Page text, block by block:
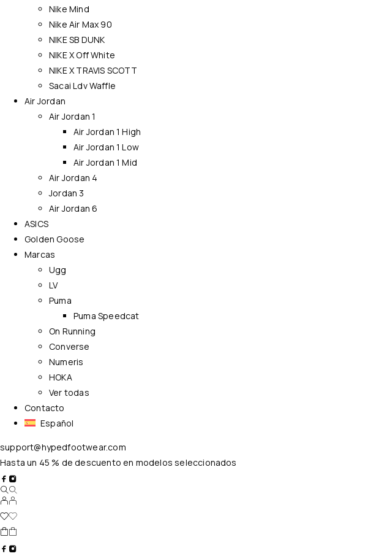
Nike Mind
Nike Air Max 90
NIKE SB DUNK
NIKE X Off White
NIKE X TRAVIS SCOTT
Sacai Ldv Waffle
Air Jordan
Air Jordan 1
Air Jordan 1 High
Air Jordan 1 Low
Air Jordan 1 Mid
Air Jordan 4
Jordan 3
Air Jordan 6
ASICS
Golden Goose
Marcas
Ugg
LV
Puma
Puma Speedcat
On Running
Converse
Numeris
HOKA
Ver todas
Contacto
Español
support@hypedfootwear.com
Hasta un 45 % de descuento en modelos seleccionados